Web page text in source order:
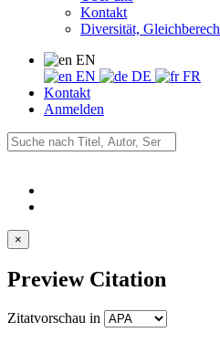
Kontakt
Diversität,
EN
EN
DE
FR
Kontakt
Anmelden
×
Preview Citation
Zitatvorschau in